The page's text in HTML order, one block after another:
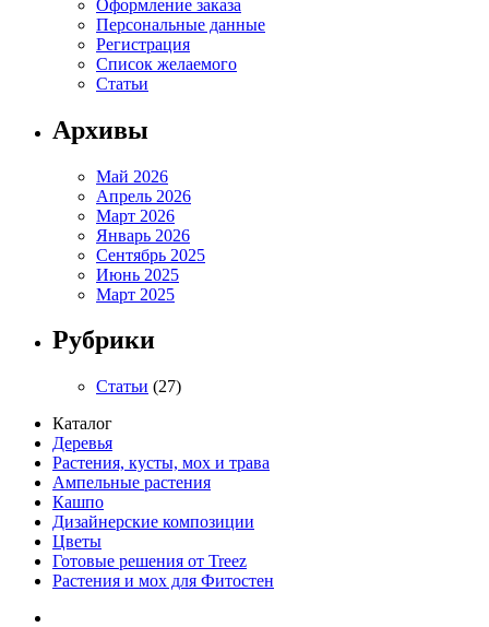
Оформление заказа
Персональные данные
Регистрация
Список желаемого
Статьи
Архивы
Май 2026
Апрель 2026
Март 2026
Январь 2026
Сентябрь 2025
Июнь 2025
Март 2025
Рубрики
Статьи (27)
Каталог
Деревья
Растения, кусты, мох и трава
Ампельные растения
Кашпо
Дизайнерские композиции
Цветы
Готовые решения от Treez
Растения и мох для Фитостен